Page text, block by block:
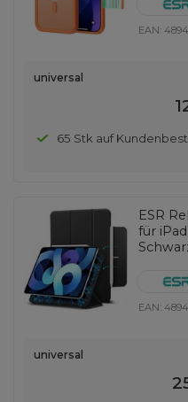
EAN:
universal
65 Stk auf
ESR
für
EAN:
universal